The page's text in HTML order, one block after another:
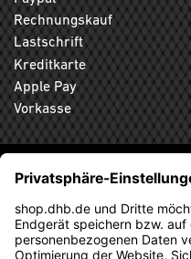
Rechnungskauf
Lastschrift
Kreditkarte
Apple Pay
Vorkasse
ABONNIEREN SIE DEN
NEWSLETTER UND
AKTION MEHR.